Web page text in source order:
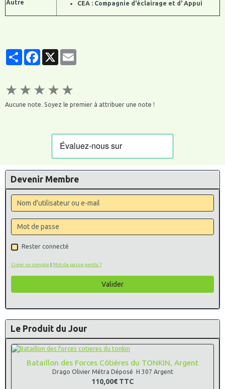
Autre
CEA : Compagnie d'éclairage et d' Appui
PartagerFacebook
★ ★ ★ ★ ★
Aucune note. Soyez le premier à attribuer une note !
Devenir Membre
Rester connecté
Créer un compte | Mot de passe perdu ?
Valider
Le Produit du Jour
Bataillon des Forces Côtières du TONKIN, Argent
Drago Olivier Métra Déposé H 307 Argent
110,00€ TTC